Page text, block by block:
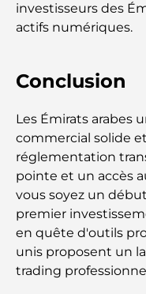
Écoles à Abou
meilleures
la capitale
Gyms in Abu
Fitness Spots in
Centres
des meilleurs
ville
Les plus belles
journée parfaite
investisseurs des
actifs numériques.
Conclusion
Les Émirats arabes
commercial solide
réglementation
pointe et un accès
vous soyez un
premier
en quête d'outils
unis proposent un
trading